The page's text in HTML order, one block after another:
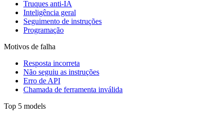
Truques anti-IA
Inteligência geral
Seguimento de instruções
Programação
Motivos de falha
Resposta incorreta
Não seguiu as instruções
Erro de API
Chamada de ferramenta inválida
Top 5 models